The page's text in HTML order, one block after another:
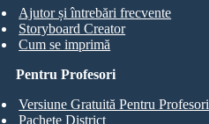
Ajutor și întrebări frecvente
Storyboard Creator
Cum se imprimă
Pentru Profesori
Versiune Gratuită Pentru Profesori
Pachete District